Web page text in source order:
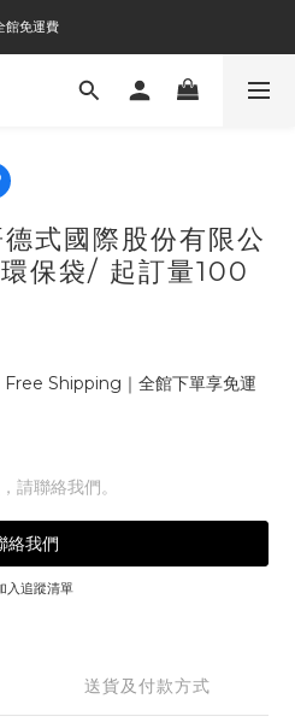
館免運費
館免運費
即贈Tyvek®環保袋
式國際股份有限公
保袋/ 起訂量100
Free Shipping｜全館下單享免運
請聯絡我們。
絡我們
入追蹤清單
送貨及付款方式